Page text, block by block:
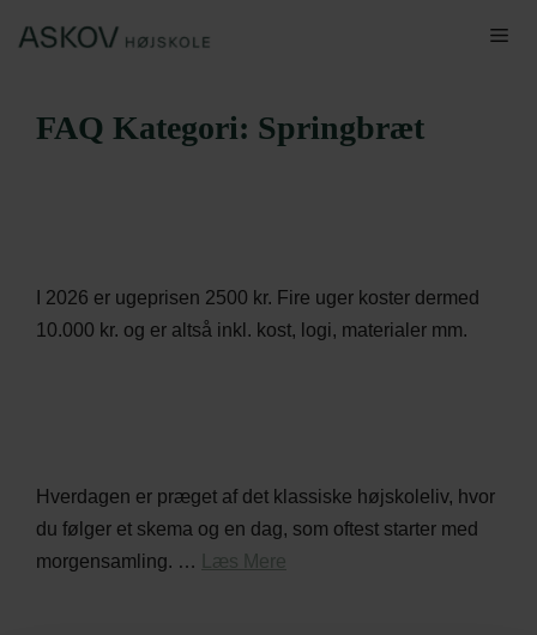
FAQ Kategori: Springbræt
I 2026 er ugeprisen 2500 kr. Fire uger koster dermed
10.000 kr. og er altså inkl. kost, logi, materialer mm.
Hverdagen er præget af det klassiske højskoleliv, hvor
du følger et skema og en dag, som oftest starter med
morgensamling. …
Læs Mere